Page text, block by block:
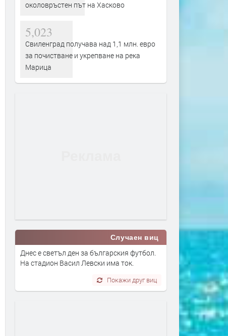
околовръстен път на Хасково
5,023
Свиленград получава над 1,1 млн. евро
за почистване и укрепване на река
Марица
Случаен виц
Днес е светъл ден за българския футбол.
На стадион Васил Левски има ток.
Покажи друг виц